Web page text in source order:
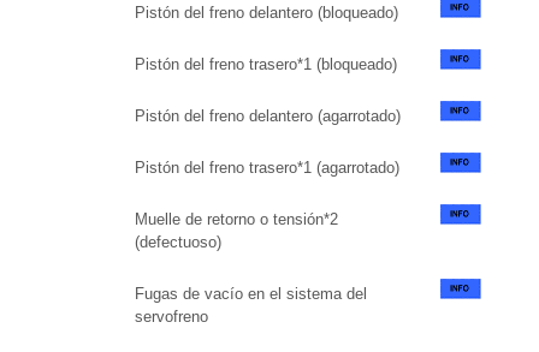
Pistón del freno delantero (bloqueado)
Pistón del freno trasero*1 (bloqueado)
Pistón del freno delantero (agarrotado)
Pistón del freno trasero*1 (agarrotado)
Muelle de retorno o tensión*2
(defectuoso)
Fugas de vacío en el sistema del
servofreno